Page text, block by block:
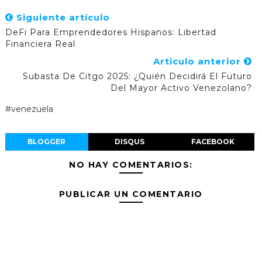
Siguiente artículo
DeFi Para Emprendedores Hispanos: Libertad
Financiera Real
Articulo anterior
Subasta De Citgo 2025: ¿Quién Decidirá El Futuro
Del Mayor Activo Venezolano?
#venezuela
BLOGGER DISQUS FACEBOOK
NO HAY COMENTARIOS:
PUBLICAR UN COMENTARIO